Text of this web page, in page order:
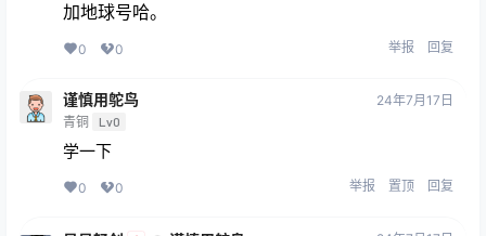
加地球号哈。
0 0 举报 回复
谨慎用鸵鸟
青铜 Lv0
24年7月17日
学一下
0 0 举报 置顶 回复